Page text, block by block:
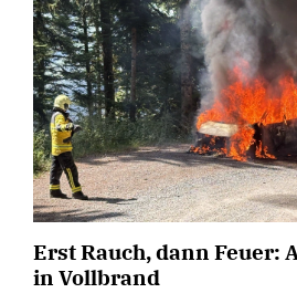
Erst Rauch, dann Feuer:
in Vollbrand